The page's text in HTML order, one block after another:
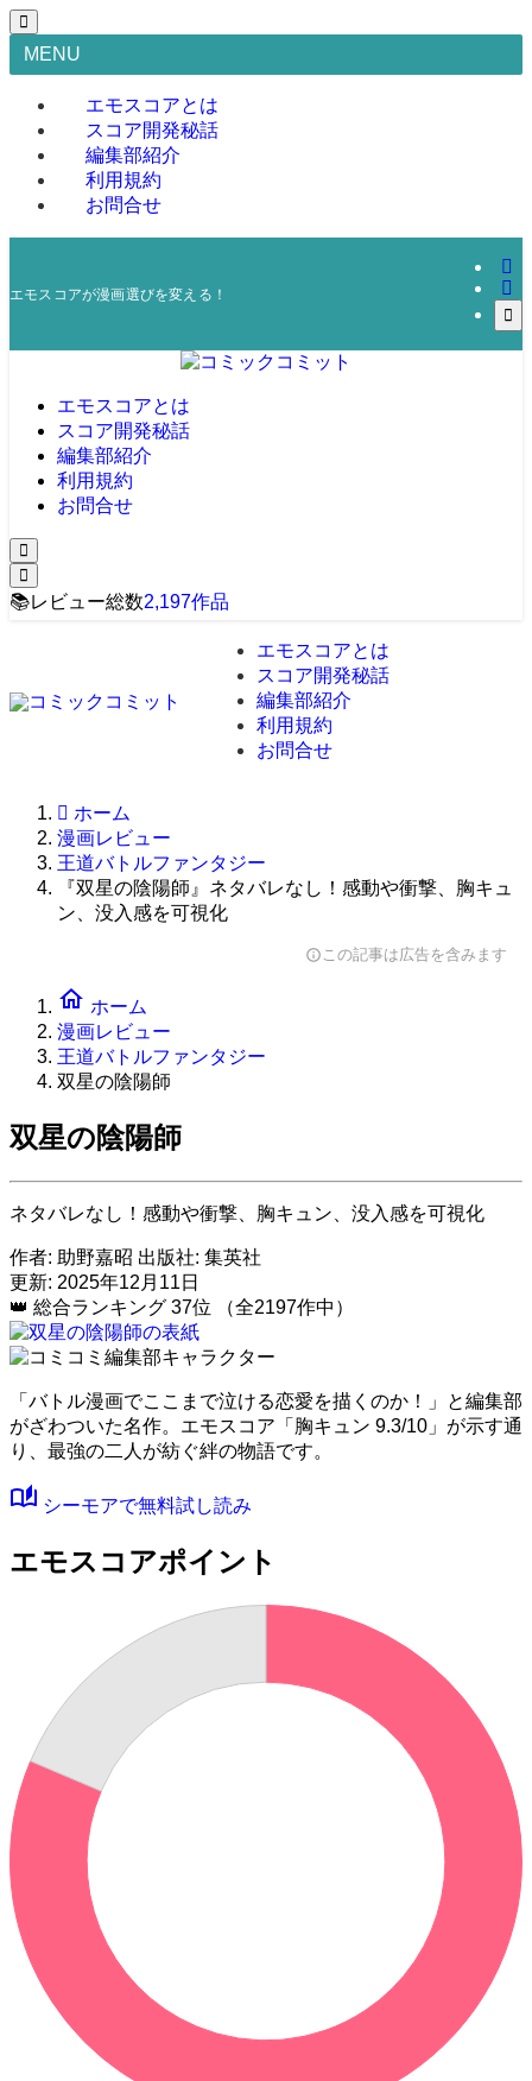
MENU
エモスコアとは
スコア開発秘話
編集部紹介
利用規約
お問合せ
エモスコアが漫画選びを変える！
エモスコアとは
スコア開発秘話
編集部紹介
利用規約
お問合せ
📚レビュー総数2,197作品
エモスコアとは
スコア開発秘話
編集部紹介
利用規約
お問合せ
ホーム
漫画レビュー
王道バトルファンタジー
『双星の陰陽師』ネタバレなし！感動や衝撃、胸キュ
ン、没入感を可視化
infoこの記事は広告を含みます
home ホーム
漫画レビュー
王道バトルファンタジー
双星の陰陽師
双星の陰陽師
ネタバレなし！感動や衝撃、胸キュン、没入感を可視化
作者: 助野嘉昭 出版社: 集英社
更新: 2025年12月11日
👑 総合ランキング 37位 （全2197作中）
「バトル漫画でここまで泣ける恋愛を描くのか！」と編集部
がざわついた名作。 エモスコア「胸キュン 9.3/10」 が示す通
り、最強の二人が紡ぐ絆の物語です。
auto_stories シーモアで無料試し読み
エモスコアポイント